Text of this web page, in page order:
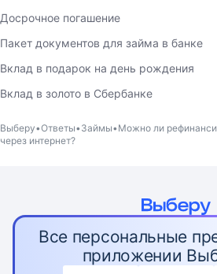
Досрочное погашение
Пакет документов для займа в банке
Вклад в подарок на день рождения
Вклад в золото в Сбербанке
Выберу Ответы Займы Можно ли
через интернет?
Все персональные
приложении